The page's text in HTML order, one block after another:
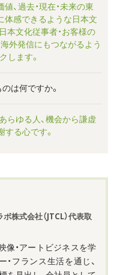
、過去・現在・未来の東
体感できるような日本文
本文化従事者・お客様の
海外発信にもつながるよう
します。
は何ですか。
らゆる人、機会から謙虚
する心です。
株式会社（JTCL）代表取
像・アートビジネスを学
フランス生活を通じ、